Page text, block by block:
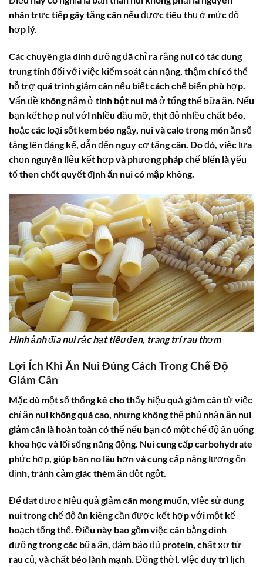
nhân trực tiếp gây tăng cân nếu được tiêu thụ ở mức độ
hợp lý.
Các chuyên gia dinh dưỡng đã chỉ ra rằng nui có tác dụng
trung tính đối với việc kiểm soát cân nặng, thậm chí có thể
hỗ trợ quá trình giảm cân nếu biết cách chế biến phù hợp.
Vấn đề không nằm ở tinh bột nui mà ở tổng thể bữa ăn. Nếu
bạn kết hợp nui với nhiều dầu mỡ, thịt đỏ nhiều chất béo,
hoặc các loại sốt kem béo ngậy, nui và calotrong món ăn sẽ
tăng lên đáng kể, dẫn đến nguy cơ tăng cân. Do đó, việc lựa
chọn nguyên liệu kết hợp và phương pháp chế biến là yếu
tố then chốt quyết địnhăn nui có mập không.
Hình ảnh đĩa nui rắc hạt tiêu đen, trang trí rau thơm
Lợi Ích Khi Ăn Nui Đúng Cách Trong Chế Độ
Giảm Cân
Mặc dù một số thống kê cho thấy hiệu quả giảm cân từ việc
chỉ ăn nui không quá cao, nhưng không thể phủ nhậnăn nui
giảm cân là hoàn toàn có thể nếu bạn có một chế độ ăn uống
khoa học và lối sống năng động. Nui cung cấp carbohydrate
phức hợp, giúp bạn no lâu hơn và cung cấp năng lượng ổn
định, tránh cảm giác thèm ăn đột ngột.
Để đạt được hiệu quả giảm cân mong muốn, việc sử dụng
nui trong chế độ ăn kiêng cần được kết hợp với một kế
hoạch tổng thể. Điều này bao gồm việc cân bằng dinh
dưỡng trong các bữa ăn, đảm bảo đủ protein, chất xơ từ
rau củ, và chất béo lành mạnh. Đồng thời, việc duy trì lịch